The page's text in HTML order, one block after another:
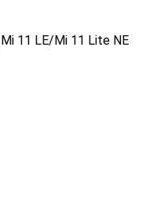
11 LE/Mi 11 Lite NE